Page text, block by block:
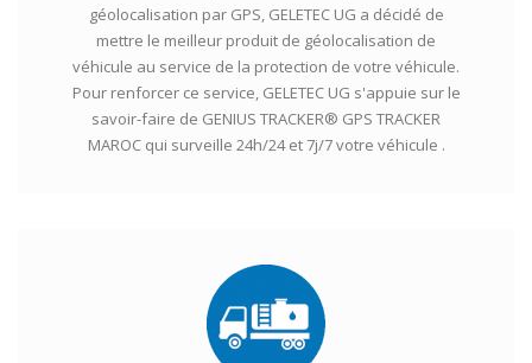
géolocalisation par GPS, GELETEC UG a décidé de
mettre le meilleur produit de géolocalisation de
véhicule au service de la protection de votre véhicule.
Pour renforcer ce service, GELETEC UG s'appuie sur le
savoir-faire de GENIUS TRACKER® GPS TRACKER
MAROC qui surveille 24h/24 et 7j/7 votre véhicule .